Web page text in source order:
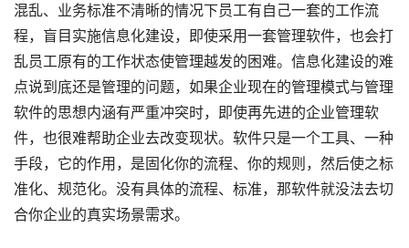
混乱、业务标准不清晰的情况下员工有自己一套的工作流
程，盲目实施信息化建设，即使采用一套管理软件，也会打
乱员工原有的工作状态使管理越发的困难。信息化建设的难
点说到底还是管理的问题，如果企业现在的管理模式与管理
软件的思想内涵有严重冲突时，即使再先进的企业管理软
件，也很难帮助企业去改变现状。软件只是一个工具、一种
手段，它的作用，是固化你的流程、你的规则，然后使之标
准化、规范化。没有具体的流程、标准，那软件就没法去切
合你企业的真实场景需求。